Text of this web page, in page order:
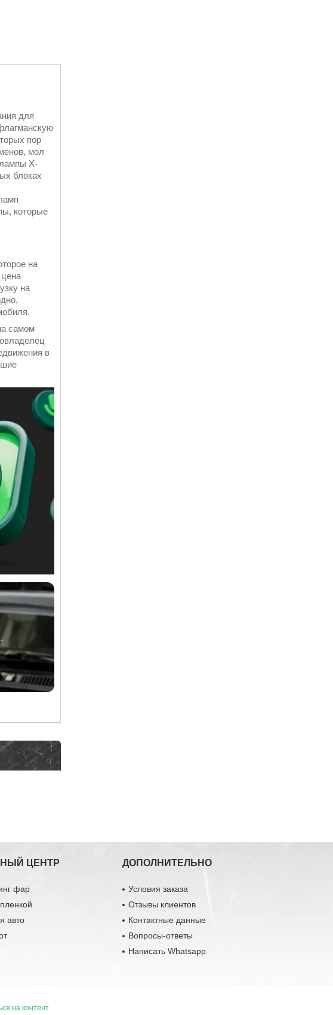
для
пор
мол
X-
блоках
которые
на
на
самом
в
ЦЕНТР
фар
авто
ДОПОЛНИТЕЛЬНО
Условия заказа
Отзывы клиентов
Контактные данные
Вопросы-ответы
Написать Whatsapp
на контент